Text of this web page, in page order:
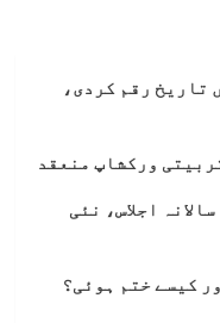
تاریخ رقم کردی،
ورکشاپ منعقد
اجلاس، نئی
کیسے ختم ہوئی؟